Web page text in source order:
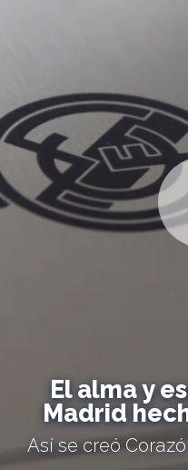
El alma y
Madrid
Así se creó